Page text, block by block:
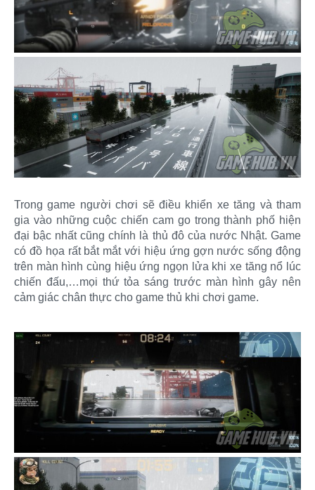
Trong game người chơi sẽ điều khiển xe tăng và tham
gia vào những cuộc chiến cam go trong thành phố hiện
đại bậc nhất cũng chính là thủ đô của nước Nhật. Game
có đồ họa rất bắt mắt với hiệu ứng gợn nước sống động
trên màn hình cùng hiệu ứng ngọn lửa khi xe tăng nổ lúc
chiến đấu,…mọi thứ tỏa sáng trước màn hình gây nên
cảm giác chân thực cho game thủ khi chơi game.